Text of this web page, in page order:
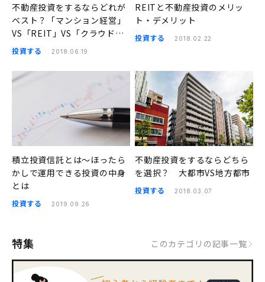
不動産投資をするならどれが
ベスト？「マンション経営」
VS「REIT」VS「クラウドフ
ァンディング」
投資する 2018.06.19
REITと不動産投資のメリッ
ト・デメリット
投資する 2018.02.22
積立投資信託とは〜ほったら
かしで運用できる投資の中身
とは
投資する 2019.09.26
不動産投資をするならどちら
を選択？ 大都市VS地方都市
投資する 2018.03.07
特集 このカテゴリの記事一覧